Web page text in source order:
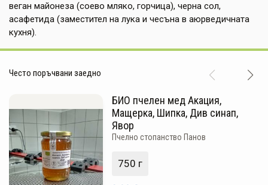
КНИГИ
ПОДАРЪЦИ
УСЛОВИЯ ЗА ПОЛЗВАНЕ
веган майонеза (соево мляко, горчица), черна сол,
асафетида (заместител на лука и чесъна в аюрведичната
кухня).
Често поръчвани заедно
БИО пчелен мед Акация,
Мащерка, Шипка, Див синап,
Явор
Пчелно стопанство Панов
750 г